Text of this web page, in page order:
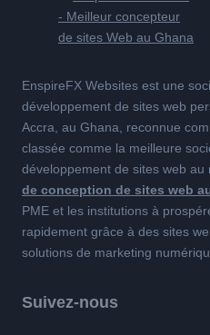
EnspireFX Websites est une
développement de sites web
Accra, au Ghana, reconnue
classée comme la meilleure
développement de sites web au
de conception de sites web
PME et les institutions à
rapidement grâce à des sites
solutions de marketing
Suivez-nous